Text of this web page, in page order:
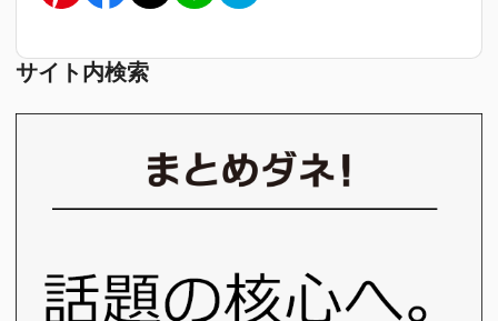
サイト内検索